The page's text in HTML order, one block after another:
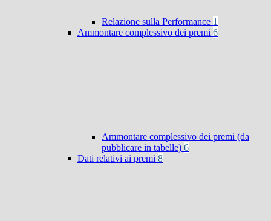
Relazione sulla Performance 1
Ammontare complessivo dei premi 6
Ammontare complessivo dei premi (da
pubblicare in tabelle) 6
Dati relativi ai premi 8